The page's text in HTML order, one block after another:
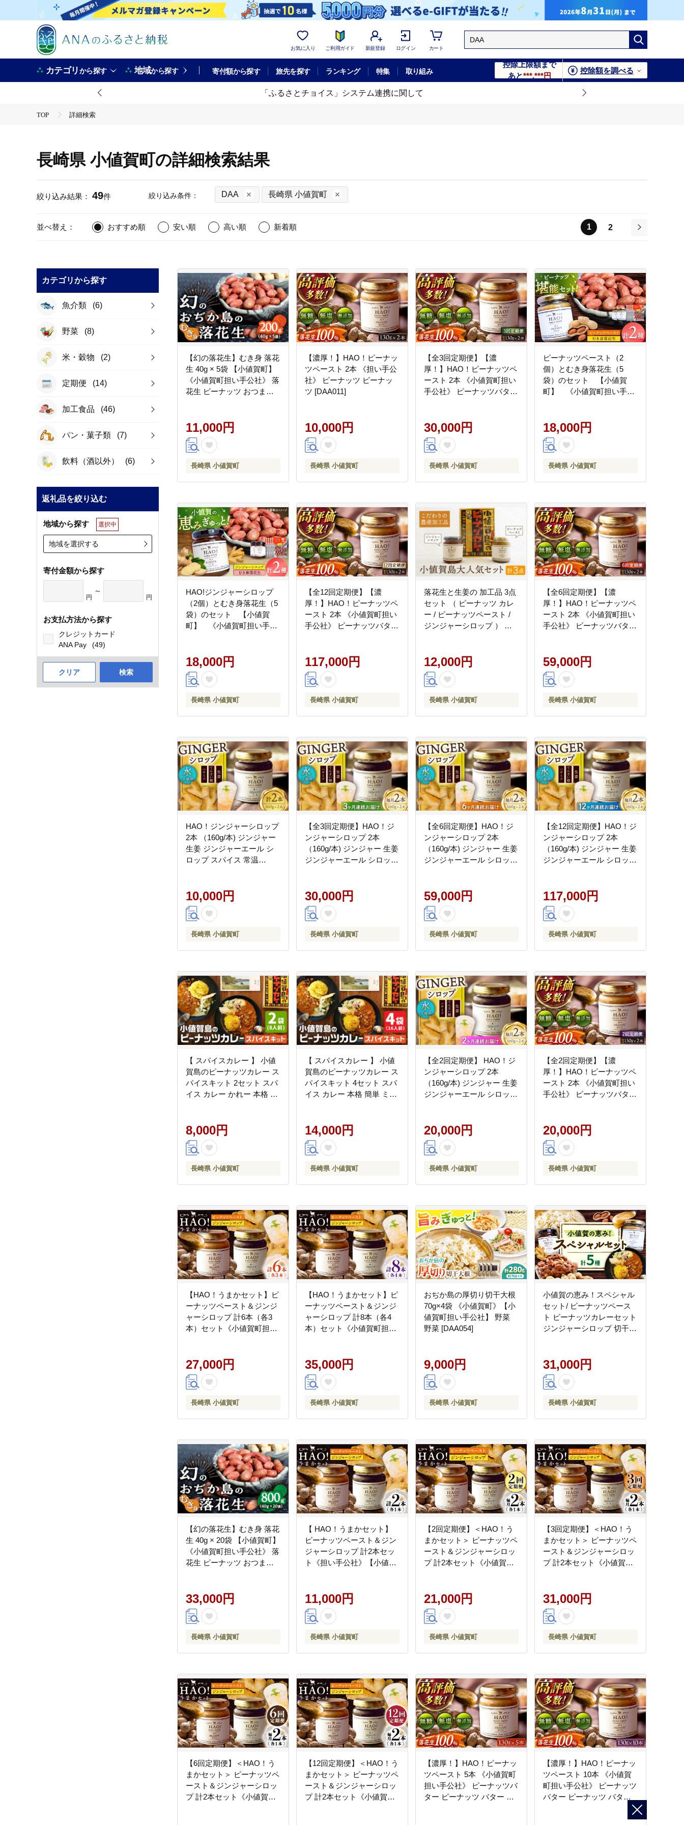
お気に入り ご利用ガイド 新規登録 ログイン カート
カテゴリから探す 地域から探す 寄付額から探す 旅先を探す ランキング 特集 取り組み
控除上限額まで
あと***,***円
控除額を調べる
「ふるさとチョイス」システム連携に関して
TOP 詳細検索
長崎県 小値賀町の詳細検索結果
絞り込み結果： 49件 絞り込み条件： DAA 長崎県 小値賀町
並べ替え： おすすめ順 安い順 高い順 新着順 1
2
カテゴリから探す
魚介類 (6)
野菜 (8)
米・穀物 (2)
定期便 (14)
加工食品 (46)
パン・菓子類 (7)
飲料（酒以外） (6)
返礼品を絞り込む
地域から探す 選択中
地域を選択する
寄付金額から探す
円
～
円
お支払方法から探す
クレジットカード
ANA Pay
(49)
クリア 検索
【幻の落花生】むき身 落花
生 40g × 5袋 【小値賀町】
《小値賀町担い手公社》 落
花生 ピーナッツ おつまみ
11,000円
長崎県 小値賀町
【濃厚！】HAO！ピーナッ
ツペースト 2本 《担い手公
社》 ピーナッツ ピーナッ
ツ [DAA011]
10,000円
長崎県 小値賀町
【全3回定期便】【濃
厚！】HAO！ピーナッツペ
ースト 2本 《小値賀町担い
手公社》 ピーナッツバター
30,000円
長崎県 小値賀町
ピーナッツペースト（2
個）とむき身落花生（5
袋）のセット 【小値賀
町】 《小値賀町担い手公
18,000円
長崎県 小値賀町
HAO!ジンジャーシロップ
（2個）とむき身落花生（5
袋）のセット 【小値賀
町】 《小値賀町担い手公
贈り物 [DAA059]
18,000円
長崎県 小値賀町
【全12回定期便】【濃
厚！】HAO！ピーナッツペ
ースト 2本 《小値賀町担い
手公社》 ピーナッツバター
[DAA014]
117,000円
長崎県 小値賀町
落花生と生姜の 加工品 3点
セット （ ピーナッツ カレ
ー / ピーナッツペースト /
ジンジャーシロップ ） ＜
イスカレー スパイス 時短
簡単 ジンジャー 生姜 常温
[DAA005]
12,000円
長崎県 小値賀町
【全6回定期便】【濃
厚！】HAO！ピーナッツペ
ースト 2本 《小値賀町担い
手公社》 ピーナッツバター
[DAA013]
59,000円
長崎県 小値賀町
HAO！ジンジャーシロップ
2本 （160g/本) ジンジャー
生姜 ジンジャーエール シ
ロップ スパイス 常温
10,000円
長崎県 小値賀町
【全3回定期便】HAO！ジ
ンジャーシロップ 2本
（160g/本) ジンジャー 生姜
ジンジャーエール シロップ
30,000円
長崎県 小値賀町
【全6回定期便】HAO！ジ
ンジャーシロップ 2本
（160g/本) ジンジャー 生姜
ジンジャーエール シロップ
59,000円
長崎県 小値賀町
【全12回定期便】HAO！ジ
ンジャーシロップ 2本
（160g/本) ジンジャー 生姜
ジンジャーエール シロップ
117,000円
長崎県 小値賀町
【 スパイスカレー 】 小値
賀島のピーナッツカレー ス
パイスキット 2セット スパ
イス カレー かれー 本格 簡
8,000円
長崎県 小値賀町
【 スパイスカレー 】 小値
賀島のピーナッツカレー ス
パイスキット 4セット スパ
イス カレー 本格 簡単 ミー
14,000円
長崎県 小値賀町
【全2回定期便】 HAO！ジ
ンジャーシロップ 2本
（160g/本) ジンジャー 生姜
ジンジャーエール シロップ
20,000円
長崎県 小値賀町
【全2回定期便】【濃
厚！】HAO！ピーナッツペ
ースト 2本 《小値賀町担い
手公社》 ピーナッツバター
[DAA029]
20,000円
長崎県 小値賀町
【HAO！うまかセット】ピ
ーナッツペースト＆ジンジ
ャーシロップ 計6本（各3
本）セット《小値賀町担い
生姜 スパイス 常温
[DAA051]
27,000円
長崎県 小値賀町
【HAO！うまかセット】ピ
ーナッツペースト＆ジンジ
ャーシロップ 計8本（各4
本）セット《小値賀町担い
生姜 スパイス 常温
[DAA052]
35,000円
長崎県 小値賀町
おぢか島の厚切り切干大根
70g×4袋 《小値賀町》【小
値賀町担い手公社】 野菜
野菜 [DAA054]
9,000円
長崎県 小値賀町
小値賀の恵み！スペシャル
セット/ ピーナッツペース
ト ピーナッツカレーセット
ジンジャーシロップ 切干大
値賀町担い手公社》
[DAA056]
31,000円
長崎県 小値賀町
【幻の落花生】むき身 落花
生 40g × 20袋 【小値賀町】
《小値賀町担い手公社》 落
花生 ピーナッツ おつまみ
33,000円
長崎県 小値賀町
【 HAO！うまかセット】
ピーナッツペースト＆ジン
ジャーシロップ 計2本セッ
ト《担い手公社》【小値賀
11,000円
長崎県 小値賀町
【2回定期便】＜HAO！う
まかセット＞ ピーナッツペ
ースト＆ジンジャーシロッ
プ 計2本セット《小値賀町
花生 生姜 スパイス 常温
[DAA040]
21,000円
長崎県 小値賀町
【3回定期便】＜HAO！う
まかセット＞ ピーナッツペ
ースト＆ジンジャーシロッ
プ 計2本セット《小値賀町
花生 生姜 スパイス 常温
[DAA041]
31,000円
長崎県 小値賀町
【6回定期便】＜HAO！う
まかセット＞ ピーナッツペ
ースト＆ジンジャーシロッ
プ 計2本セット《小値賀町
【12回定期便】＜HAO！う
まかセット＞ ピーナッツペ
ースト＆ジンジャーシロッ
プ 計2本セット《小値賀町
【濃厚！】HAO！ピーナッ
ツペースト 5本 《小値賀町
担い手公社》 ピーナッツバ
ター ピーナッツ バター ジ
【濃厚！】HAO！ピーナッ
ツペースト 10本 《小値賀
町担い手公社》 ピーナッツ
バター ピーナッツ バター
ジャム 朝食 濃厚 落花生 常